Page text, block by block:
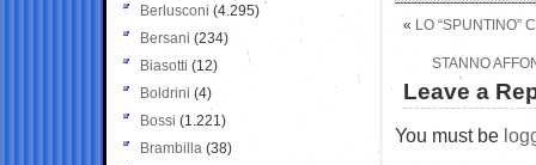
« LO “SPUNTINO”
STANNO
Leave a
You must be
Berlusconi (4.295)
Bersani (234)
Biasotti (12)
Boldrini (4)
Bossi (1.221)
Brambilla (38)